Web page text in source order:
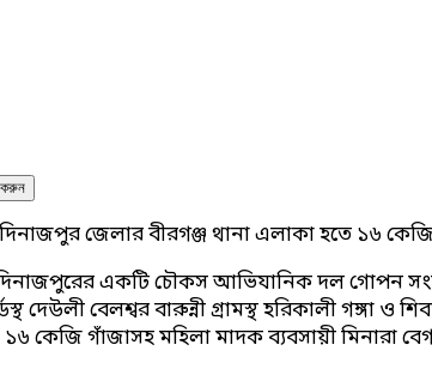
জেলার বীরগঞ্জ থানা এলাকা হতে ১৬
দিনাজপুরের একটি চৌকস আভিযানিক দল গোপন
দেউলী বেলশ্বর বারুন্নী গ্রামস্থ হরিকালী গঙ্গা
১৬ কেজি গাঁজাসহ মহিলা মাদক ব্যবসায়ী